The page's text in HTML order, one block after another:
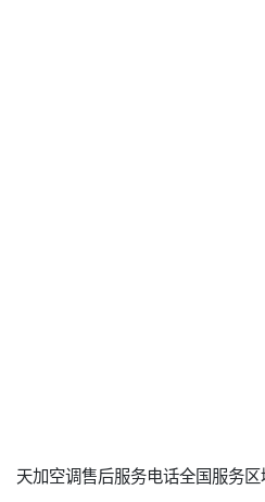
天加空调售后服务电话全国服务区